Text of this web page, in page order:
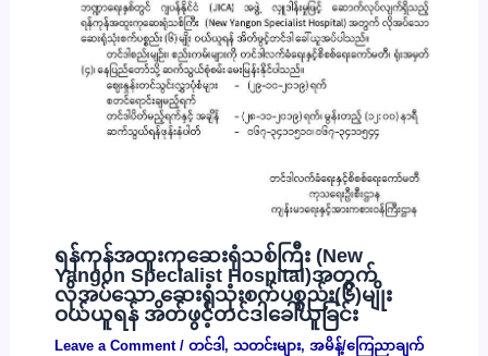
ရန်ကုန်အထူးကုဆေးရုံသစ်ကြီး (New
Yangon Specialist Hospital)အတွက်
လိုအပ်သော ဆေးရုံသုံးစက်ပစ္စည်း(၆)မျိုး
ဝယ်ယူရန် အိတ်ဖွင့်တင်ဒါခေါ်ယူခြင်း
Leave a Comment / တင်ဒါ , သတင်းများ, အမိန့်/ကြေညာချက်